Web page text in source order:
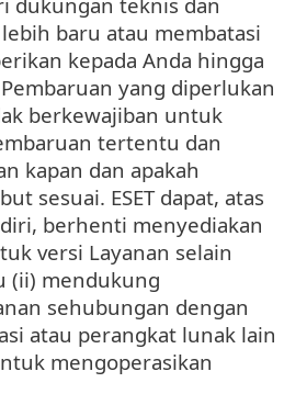
baru atau membatasi
kepada Anda hingga
yang diperlukan
berkewajiban untuk
tertentu dan
kapan dan apakah
sesuai. ESET dapat, atas
berhenti menyediakan
versi Layanan selain
(ii) mendukung
sehubungan dengan
atau perangkat lunak lain
mengoperasikan